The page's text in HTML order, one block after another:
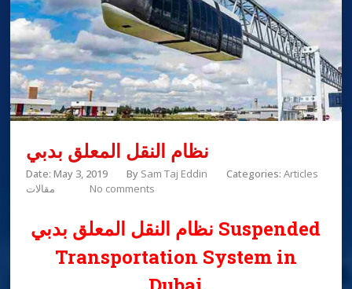
نظام النقل المعلق بدبي
Date: May 3, 2019 By Sam Taj Eddin Categories:Articles
مقالات
No comments
نظام النقل المعلق بدبي Suspended
Transportation System in